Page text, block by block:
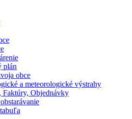
plán
obce
a meteorologické výstrahy
Faktúry, Objednávky